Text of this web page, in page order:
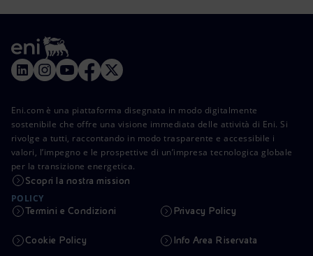
Eni.com è una piattaforma disegnata in modo digitalmente
sostenibile che offre una visione immediata delle attività di Eni. Si
rivolge a tutti, raccontando in modo trasparente e accessibile i
valori, l’impegno e le prospettive di un’impresa tecnologica globale
per la transizione energetica.
Scopri la nostra mission
POLICY
Termini e Condizioni Privacy Policy
Cookie Policy Info Area Riservata